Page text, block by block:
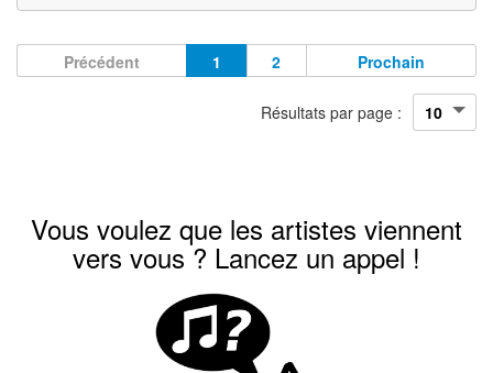
Précédent 1 2 Prochain
Résultats par page :
Vous voulez que les artistes viennent
vers vous ? Lancez un appel !